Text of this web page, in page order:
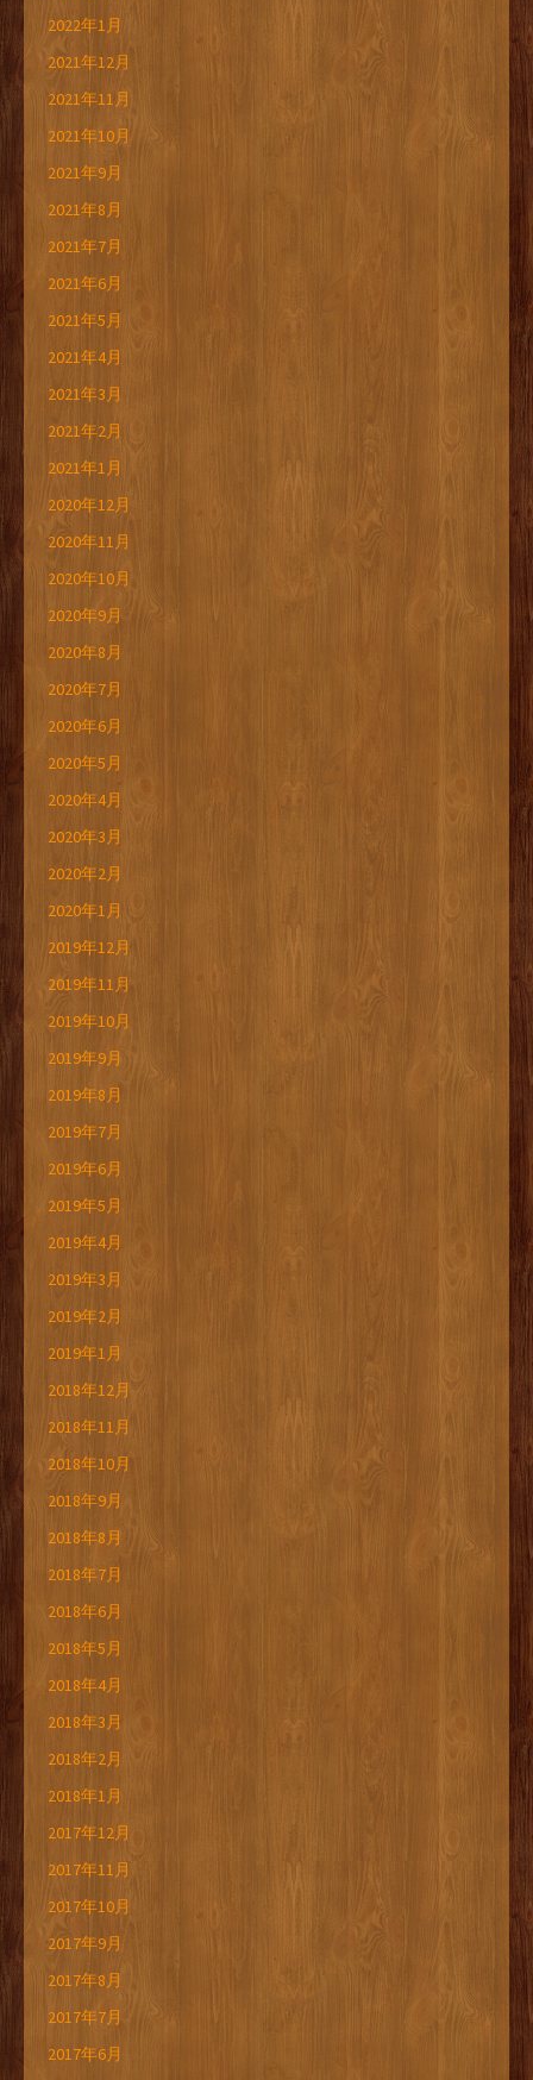
2022年1月
2021年12月
2021年11月
2021年10月
2021年9月
2021年8月
2021年7月
2021年6月
2021年5月
2021年4月
2021年3月
2021年2月
2021年1月
2020年12月
2020年11月
2020年10月
2020年9月
2020年8月
2020年7月
2020年6月
2020年5月
2020年4月
2020年3月
2020年2月
2020年1月
2019年12月
2019年11月
2019年10月
2019年9月
2019年8月
2019年7月
2019年6月
2019年5月
2019年4月
2019年3月
2019年2月
2019年1月
2018年12月
2018年11月
2018年10月
2018年9月
2018年8月
2018年7月
2018年6月
2018年5月
2018年4月
2018年3月
2018年2月
2018年1月
2017年12月
2017年11月
2017年10月
2017年9月
2017年8月
2017年7月
2017年6月